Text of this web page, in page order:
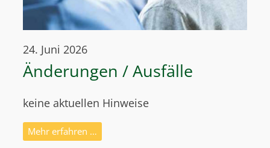
24. Juni 2026
Änderungen / Ausfälle
keine aktuellen Hinweise
Mehr erfahren …